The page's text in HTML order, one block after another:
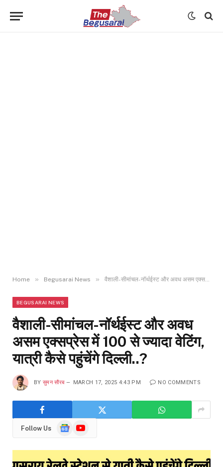
Home » Begusarai News » वैशाली-सीमांचल-नॉर्थईस्ट और अवध असम एक्सप्रेस में 100 से ज्यादा वेटिंग, यात्री कैसे पहुंचेंगे दिल्ली..?
BEGUSARAI NEWS
वैशाली-सीमांचल-नॉर्थईस्ट और अवध
असम एक्सप्रेस में 100 से ज्यादा वेटिंग,
यात्री कैसे पहुंचेंगे दिल्ली..?
BY सुमन सौरब MARCH 17, 2025 4:43 PM NO COMMENTS
Follow Us
GoogleYouTube